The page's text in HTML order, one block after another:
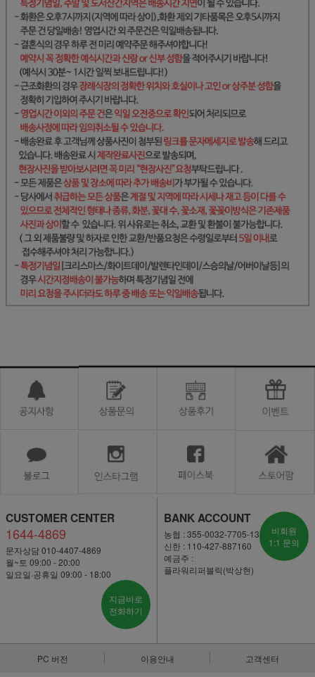
CUSTOMER CENTER
1644-4869
문자상담 010-4407-4869
월~토 09:00 - 20:00
일요일·공휴일 09:00 - 18:00
지금바로
전화하기
BANK ACCOUNT
농협 : 355-0032-7705-13
신한 : 110-427-887160
예금주 :
플라워리퍼블릭(박상현)
비회원
1:1 문의
PC 버전 이용안내 고객센터